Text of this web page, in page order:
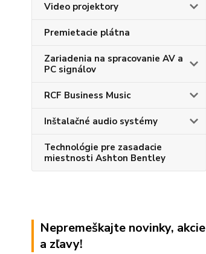
Video projektory
Premietacie plátna
Zariadenia na spracovanie AV a
PC signálov
RCF Business Music
Inštalačné audio systémy
Technológie pre zasadacie
miestnosti Ashton Bentley
Nepremeškajte novinky, akcie
a zľavy!